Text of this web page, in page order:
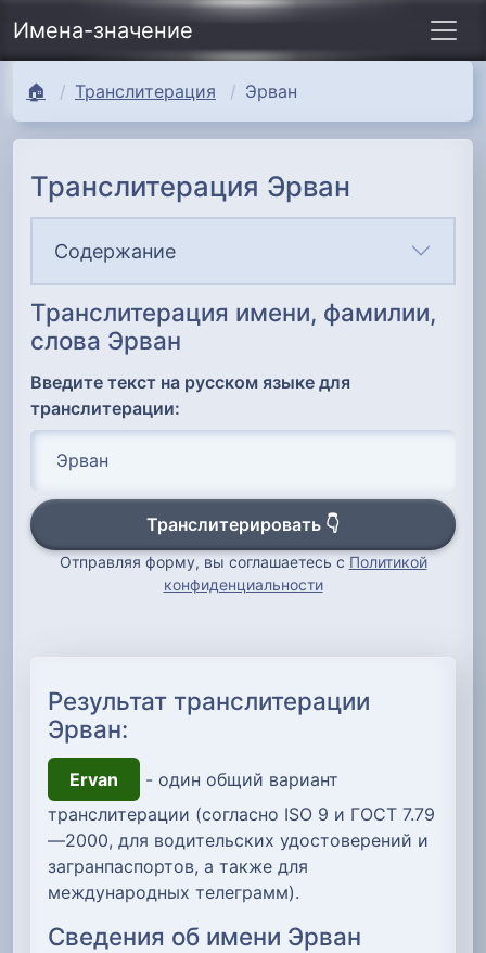
Имена-значение
🏠 Транслитерация Эрван
Транслитерация Эрван
Содержание
Транслитерация имени, фамилии,
слова Эрван
Введите текст на русском языке для
транслитерации:
Транслитерировать 👇
Отправляя форму, вы соглашаетесь с Политикой
конфиденциальности
Результат транслитерации
Эрван:
Ervan
- один общий вариант
транслитерации (согласно ISO 9 и ГОСТ 7.79
—2000, для водительских удостоверений и
загранпаспортов, а также для
международных телеграмм).
Сведения об имени Эрван